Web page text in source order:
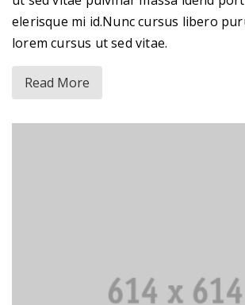
elerisque mi id.Nunc cursus libero
lorem cursus ut sed vitae.
Read More